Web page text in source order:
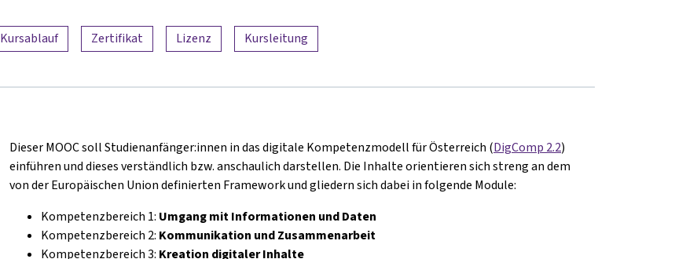
Kursablauf Zertifikat Lizenz Kursleitung
Dieser MOOC soll Studienanfänger:innen in das digitale Kompetenzmodell für Österreich (DigComp 2.2)
einführen und dieses verständlich bzw. anschaulich darstellen. Die Inhalte orientieren sich streng an dem
von der Europäischen Union definierten Framework und gliedern sich dabei in folgende Module:
Kompetenzbereich 1: Umgang mit Informationen und Daten
Kompetenzbereich 2: Kommunikation und Zusammenarbeit
Kompetenzbereich 3: Kreation digitaler Inhalte